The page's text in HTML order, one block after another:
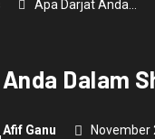
Apa Darjat Anda…
Dalam
Afif Ganu November